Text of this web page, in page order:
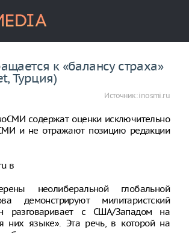
к «балансу страха»
Турция)
Источник:inosmi.ru
содержат оценки исключительно
и не отражают позицию редакции
в
неолиберальной глобальной
демонстрируют милитаристский
разговаривает с США/Западом на
них языке». Эта речь, в которой на